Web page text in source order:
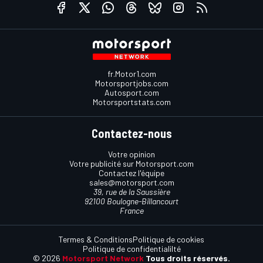
fr.Motor1.com
Motorsportjobs.com
Autosport.com
Motorsportstats.com
Contactez-nous
Votre opinion
Votre publicité sur Motorsport.com
Contactez l'équipe
sales@motorsport.com
39, rue de la Saussière
92100 Boulogne-Billancourt
France
© 2026 Motorsport Network Tous droits réservés.
Termes & ConditionsPolitique de cookies
Politique de confidentialilté